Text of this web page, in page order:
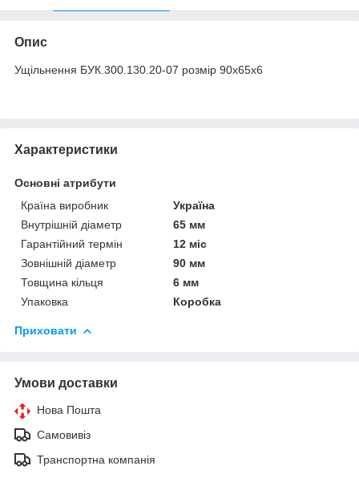
Опис
Ущільнення БУК.300.130.20-07 розмір 90х65х6
Характеристики
Основні атрибути
Країна виробник
Україна
Внутрішній діаметр
65 мм
Гарантійний термін
12 міс
Зовнішній діаметр
90 мм
Товщина кільця
6 мм
Упаковка
Коробка
Приховати
Умови доставки
Нова Пошта
Самовивіз
Транспортна компанія